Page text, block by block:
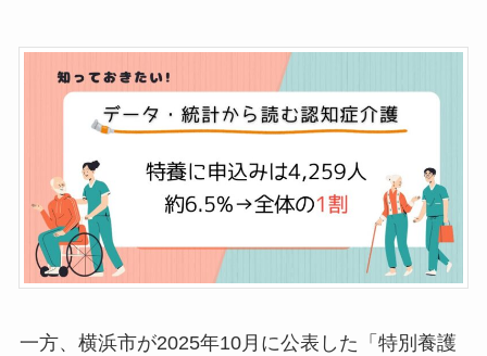
一方、横浜市が2025年10月に公表した「特別養護